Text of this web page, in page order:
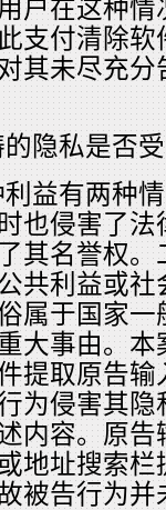
户在这种
支付清除
其未尽充
隐私是否
利益有两种
也侵害了
其名誉权
共利益或
属于国家
大事由。
提取原告
为侵害其
内容。原
地址搜索
被告行为